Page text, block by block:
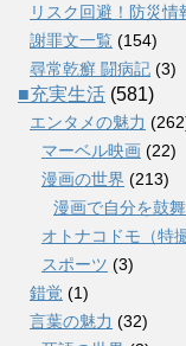
リスク回避！防災情
謝罪文一覧 (154)
尋常乾癬 闘病記 (3)
■充実生活 (581)
エンタメの魅力
マーベル映画 (22)
漫画の世界 (213)
漫画で自分を鼓
オトナコドモ（特
スポーツ (3)
錯覚 (1)
言葉の魅力 (32)